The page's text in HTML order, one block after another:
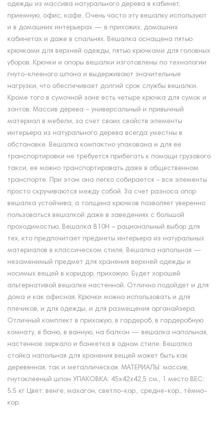
одежды из массива натурального дерева в кабинет,
приемную, офис, кафе. Очень часто эту вешалку используют
и в домашних интерьерах — в прихожих, домашних
кабинетах и даже в спальнях. Вешалка оснащена пятью
крючками для верхней одежды, пятью крючками для головных
уборов. Крючки и опоры вешалки изготовлены по технологии
гнуто-клееного шпона и выдерживают значительные
нагрузки, что обеспечивает долгий срок службы вешалки.
Кроме того в сумочной зоне есть четыре крючка для сумок и
зонтов. Массив дерева – универсальный и привычный
материал в мебели, за счет своих свойств элементы
интерьера из натурального дерева всегда уместны в
обстановке. Вешалка компактно упакована и для ее
транспортировки не требуется прибегать к помощи грузового
такси, ее можно транспортировать даже в общественном
транспорте. При этом она легко собирается – все элементы
просто скручиваются между собой. За счет разноса опор
вешалка устойчива, а толщина крючков позволяет уверенно
пользоваться вешалкой даже в заведениях с большой
проходимостью. Вешалка В10Н – рациональный выбор для
тех, кто предпочитает предметы интерьера из натуральных
материалов в классическом стиле. Вешалка напольная —
незаменимый предмет для хранения верхней одежды и
носимых вещей в коридор, прихожую. Будет хорошей
альтернативой вешалке настенной. Отлично подойдет и для
дома и как офисная. Крючки можно использовать и для
плечиков, и для одежды, и для размещения органайзера.
Отличный комплект в прихожую, в гардероб, в гардеробную
комнату, в баню, в ванную, на балкон — вешалка напольная,
настенное зеркало и банкетка в одном стиле. Вешалка
стойка напольная для хранения вещей может быть как
деревянная, так и металлическая. МАТЕРИАЛЫ: массив,
гнутоклееный шпон УПАКОВКА: 45х42х42,5 см., 1 место ВЕС:
5.5 кг Цвет: венге, махагон, светло-кор., средне-кор., тёмно-
кор.